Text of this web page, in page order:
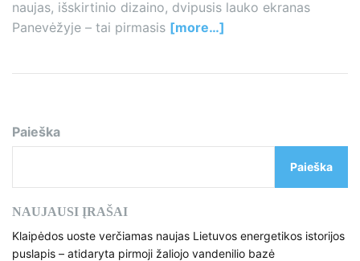
naujas, išskirtinio dizaino, dvipusis lauko ekranas
Panevėžyje – tai pirmasis [more…]
Paieška
Paieška
NAUJAUSI ĮRAŠAI
Klaipėdos uoste verčiamas naujas Lietuvos energetikos istorijos
puslapis – atidaryta pirmoji žaliojo vandenilio bazė